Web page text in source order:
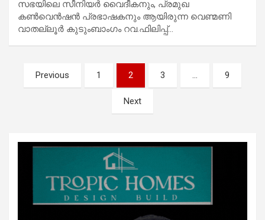
സഭയിലെ സീനിയർ വൈദീകനും, പ്രമുഖ
കൺവെൻഷൻ പ്രഭാഷകനും ആയിരുന്ന വെണ്മണി
വാതല്ലൂർ കുടുംബാംഗം റവ.ഫിലിപ്പ്…
Posts
pagination
Previous 1 2 3 … 9
Next